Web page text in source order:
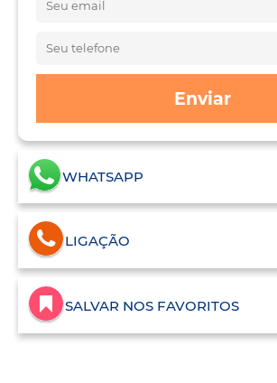
Enviar
WHATSAPP
LIGAÇÃO
SALVAR NOS FAVORITOS